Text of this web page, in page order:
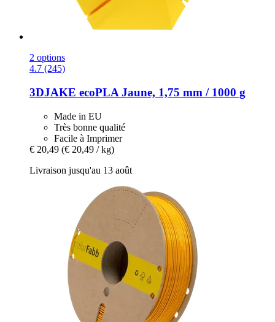
2 options
4.7 (245)
3DJAKE ecoPLA Jaune, 1,75 mm / 1000 g
Made in EU
Très bonne qualité
Facile à Imprimer
€ 20,49 (€ 20,49 / kg)
Livraison jusqu'au 13 août